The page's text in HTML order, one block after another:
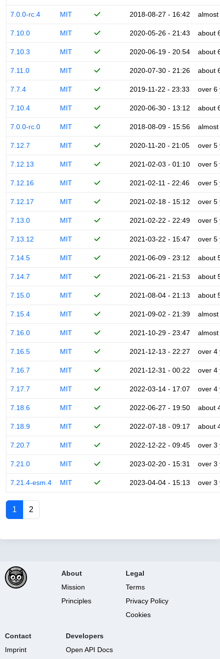
7.0.0-rc.4 MIT 2018-08-27 - 16:42
7.10.0 MIT 2020-05-26 - 21:43 about
7.10.3 MIT 2020-06-19 - 20:54 about
7.11.0 MIT 2020-07-30 - 21:26 about
7.7.4 MIT 2019-11-22 - 23:33 over 6
7.10.4 MIT 2020-06-30 - 13:12 about
7.0.0-rc.0 MIT 2018-08-09 - 15:56
7.12.7 MIT 2020-11-20 - 21:05 over 5
7.12.13 MIT 2021-02-03 - 01:10 over 5
7.12.16 MIT 2021-02-11 - 22:46 over 5
7.12.17 MIT 2021-02-18 - 15:12 over 5
7.13.0 MIT 2021-02-22 - 22:49 over 5
7.13.12 MIT 2021-03-22 - 15:47 over 5
7.14.5 MIT 2021-06-09 - 23:12 about
7.14.7 MIT 2021-06-21 - 21:53 about
7.15.0 MIT 2021-08-04 - 21:13 about
7.15.4 MIT 2021-09-02 - 21:39
7.16.0 MIT 2021-10-29 - 23:47
7.16.5 MIT 2021-12-13 - 22:27 over 4
7.16.7 MIT 2021-12-31 - 00:22 over 4
7.17.7 MIT 2022-03-14 - 17:07 over 4
7.18.6 MIT 2022-06-27 - 19:50 about
7.18.9 MIT 2022-07-18 - 09:17 about
7.20.7 MIT 2022-12-22 - 09:45 over 3
7.21.0 MIT 2023-02-20 - 15:31 over 3
7.21.4-esm.4 MIT 2023-04-04 - 15:13 over 3
1 2
About
Mission
Principles
Legal
Terms
Privacy Policy
Cookies
Contact
Imprint
Developers
Open API Docs